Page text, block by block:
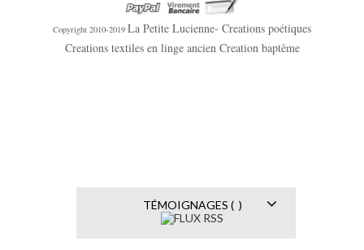
Copyright 2010-2019 La Petite Lucienne- Creations poétiques
Creations textiles en linge ancien Creation baptême
TÉMOIGNAGES ( )